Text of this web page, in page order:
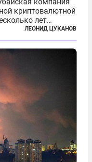
криптовалютной
лет
не менее 4
принадлежащих
ЛЕОНИД ЦУКАНОВ